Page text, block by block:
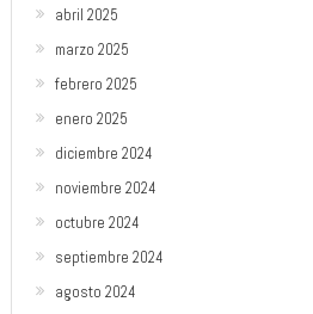
abril 2025
marzo 2025
febrero 2025
enero 2025
diciembre 2024
noviembre 2024
octubre 2024
septiembre 2024
agosto 2024